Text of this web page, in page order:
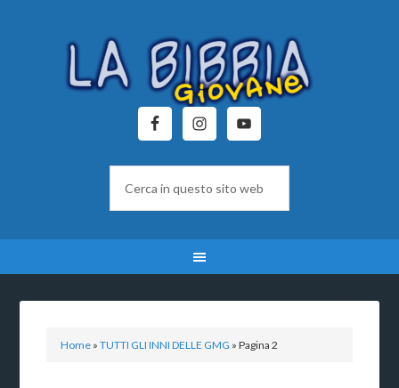
Home »TUTTI GLI INNI DELLE GMG »Pagina 2